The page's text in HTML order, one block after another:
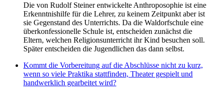
Die von Rudolf Steiner entwickelte Anthroposophie ist eine
Erkenntnishilfe für die Lehrer, zu keinem Zeitpunkt aber ist
sie Gegenstand des Unterrichts. Da die Waldorfschule eine
überkonfessionelle Schule ist, entscheiden zunächst die
Eltern, welchen Religionsunterricht ihr Kind besuchen soll.
Später entscheiden die Jugendlichen das dann selbst.
Kommt die Vorbereitung auf die Abschlüsse nicht zu kurz,
wenn so viele Praktika stattfinden, Theater gespielt und
handwerklich gearbeitet wird?